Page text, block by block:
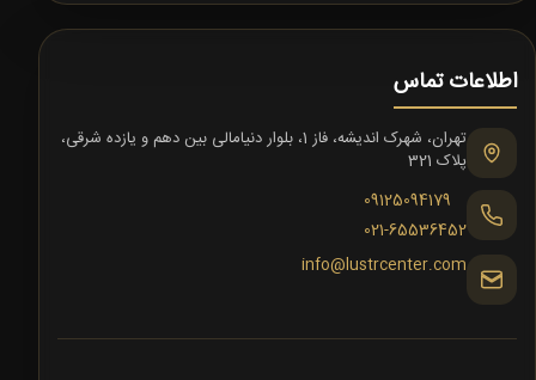
اطلاعات تماس
تهران، شهرک اندیشه، فاز 1، بلوار دنیامالی بین دهم و یازده شرقی،
پلاک 321
09125094179
021-65536452
info@lustrcenter.com